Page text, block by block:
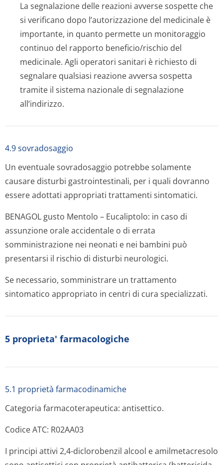
La segnalazione delle reazioni avverse sospette che
si verificano dopo l’autorizzazione del medicinale è
importante, in quanto permette un monitoraggio
continuo del rapporto beneficio/rischio del
medicinale. Agli operatori sanitari è richiesto di
segnalare qualsiasi reazione avversa sospetta
tramite il sistema nazionale di segnalazione
all’indirizzo.
4.9 sovradosaggio
Un eventuale sovradosaggio potrebbe solamente
causare disturbi gastrointestinali, per i quali dovranno
essere adottati appropriati trattamenti sintomatici.
BENAGOL gusto Mentolo – Eucaliptolo: in caso di
assunzione orale accidentale o di errata
somministrazione nei neonati e nei bambini può
presentarsi il rischio di disturbi neurologici.
Se necessario, somministrare un trattamento
sintomatico appropriato in centri di cura specializzati.
5 proprieta' farmacologiche
5.1 proprietà farmacodinamiche
Categoria farmacoterapeutica: antisettico.
Codice ATC: R02AA03
I principi attivi 2,4-diclorobenzil alcool e amilmetacresolo